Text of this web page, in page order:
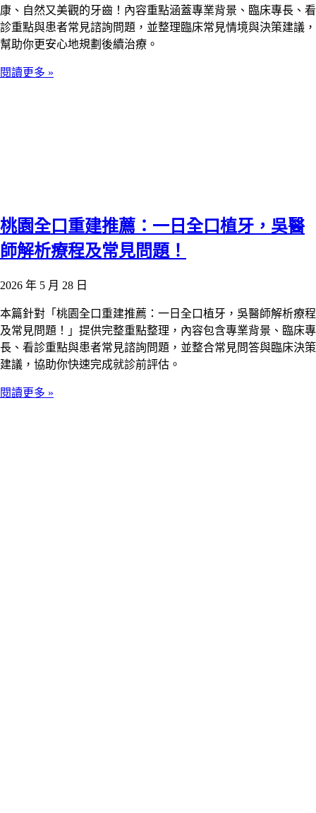
康、自然又美觀的牙齒！內容重點涵蓋專業背景、臨床專長、看
診重點與患者常見諮詢問題，並整理臨床常見情境與決策建議，
幫助你更安心地規劃後續治療。
閱讀更多 »
桃園全口重建推薦：一日全口植牙，吳醫
師解析療程及常見問題！
2026 年 5 月 28 日
本篇針對「桃園全口重建推薦：一日全口植牙，吳醫師解析療程
及常見問題！」提供完整重點整理，內容包含專業背景、臨床專
長、看診重點與患者常見諮詢問題，並整合常見問答與臨床決策
建議，協助你快速完成就診前評估。
閱讀更多 »